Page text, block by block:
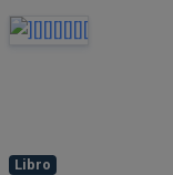
Libro